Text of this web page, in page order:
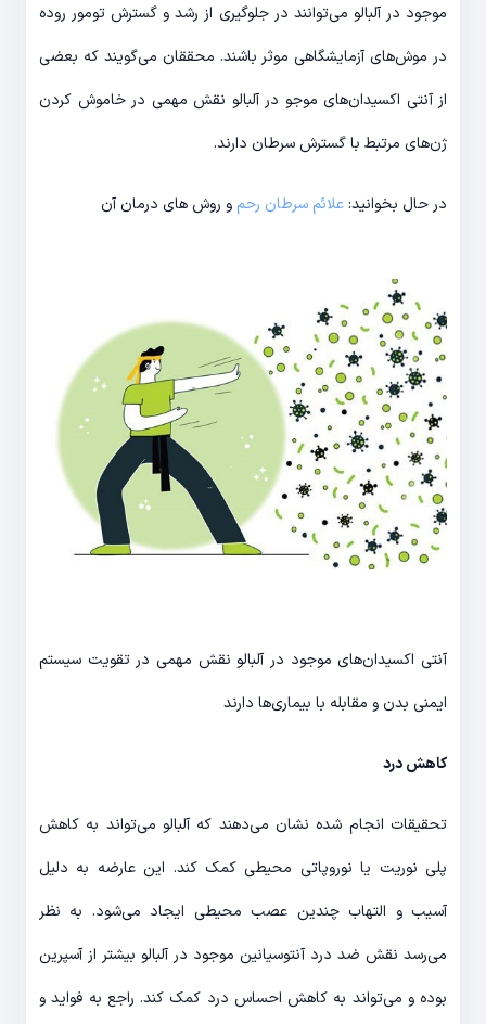
موجود در آلبالو می‌توانند در جلوگیری از رشد و گسترش تومور روده
در موش‌های آزمایشگاهی موثر باشند. محققان می‌گویند که بعضی
از آنتی اکسیدان‌های موجو در آلبالو نقش مهمی در خاموش کردن
ژن‌های مرتبط با گسترش سرطان دارند.
در حال بخوانید:علائم سرطان رحم و روش های درمان آن
آنتی اکسیدان‌های موجود در آلبالو نقش مهمی در تقویت سیستم
ایمنی بدن و مقابله با بیماری‌ها دارند
کاهش درد
تحقیقات انجام شده نشان می‌دهند که آلبالو می‌تواند به کاهش
پلی نوریت یا نوروپاتی محیطی کمک کند. این عارضه به دلیل
آسیب و التهاب چندین عصب محیطی ایجاد می‌شود. به نظر
می‌رسد نقش ضد درد آنتوسیانین موجود در آلبالو بیشتر از آسپرین
بوده و می‌تواند به کاهش احساس درد کمک کند. راجع به فواید و